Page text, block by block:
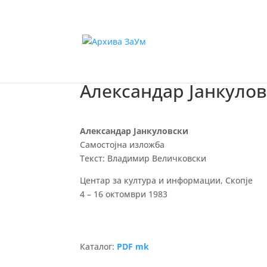
Александар
Александар Јанкуловски
Самостојна изложба
Текст: Владимир Величковски
Центар за култура и информации, Скопје
4 – 16 октомври 1983
Каталог: PDF mk